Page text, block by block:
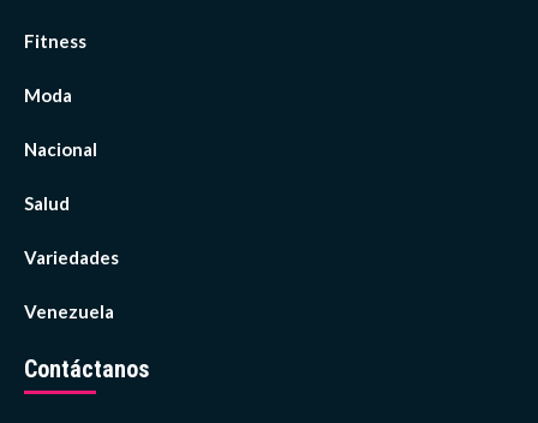
Fitness
Moda
Nacional
Salud
Variedades
Venezuela
Contáctanos